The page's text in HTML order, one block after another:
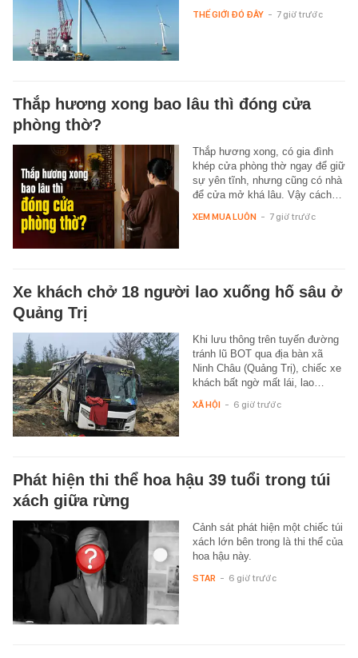
THẾ GIỚI ĐÓ ĐÂY - 7 giờ trước
Thắp hương xong bao lâu thì đóng cửa
phòng thờ?
Thắp hương xong, có gia đình
khép cửa phòng thờ ngay để giữ
sự yên tĩnh, nhưng cũng có nhà
để cửa mở khá lâu. Vậy cách…
XEM MUA LUÔN - 7 giờ trước
Xe khách chở 18 người lao xuống hố sâu ở
Quảng Trị
Khi lưu thông trên tuyến đường
tránh lũ BOT qua địa bàn xã
Ninh Châu (Quảng Trị), chiếc xe
khách bất ngờ mất lái, lao…
XÃ HỘI - 6 giờ trước
Phát hiện thi thể hoa hậu 39 tuổi trong túi
xách giữa rừng
Cảnh sát phát hiện một chiếc túi
xách lớn bên trong là thi thể của
hoa hậu này.
STAR - 6 giờ trước